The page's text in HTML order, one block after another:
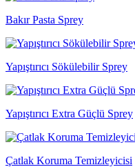
Bakır Pasta Sprey
Yapıştırıcı Sökülebilir Sprey
Yapıştırıcı Extra Güçlü Sprey
Çatlak Koruma Temizleyicisi